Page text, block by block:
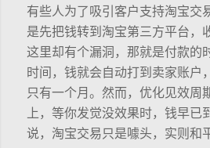
有些人为了吸引客户支持淘宝交
是先把钱转到淘宝第三方平台，
这里却有个漏洞，那就是付款的
时间，钱就会自动打到卖家账户
只有一个月。然而，优化见效周
上，等你发觉没效果时，钱早已
说，淘宝交易只是噱头，实则和